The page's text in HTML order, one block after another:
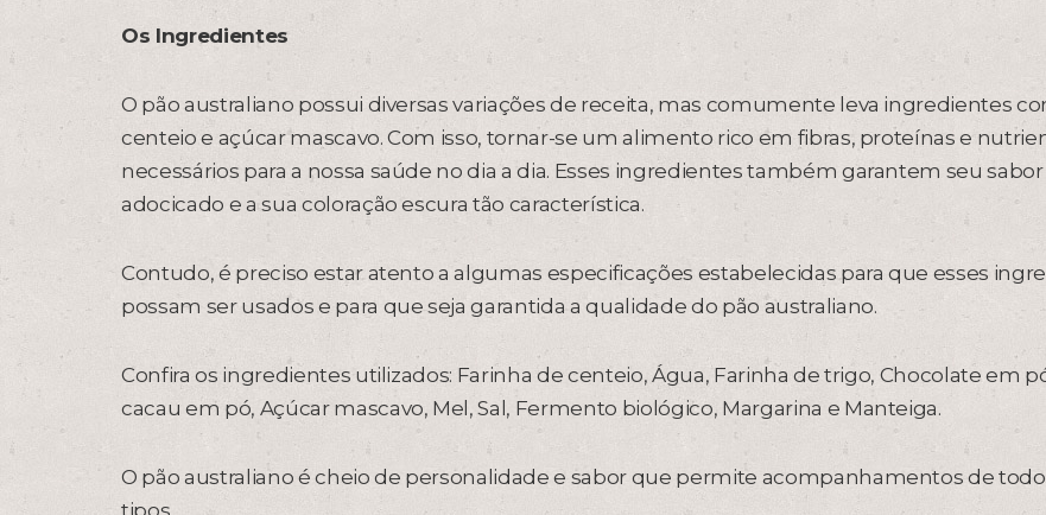
Os Ingredientes
O pão australiano possui diversas variações de receita, mas comumente leva ingredientes
centeio e açúcar mascavo. Com isso, tornar-se um alimento rico em fibras, proteínas e
necessários para a nossa saúde no dia a dia. Esses ingredientes também garantem seu
adocicado e a sua coloração escura tão característica.
Contudo, é preciso estar atento a algumas especificações estabelecidas para que esses
possam ser usados e para que seja garantida a qualidade do pão australiano.
Confira os ingredientes utilizados: Farinha de centeio, Água, Farinha de trigo, Chocolate em
cacau em pó, Açúcar mascavo, Mel, Sal, Fermento biológico, Margarina e Manteiga.
O pão australiano é cheio de personalidade e sabor que permite acompanhamentos de
tipos.